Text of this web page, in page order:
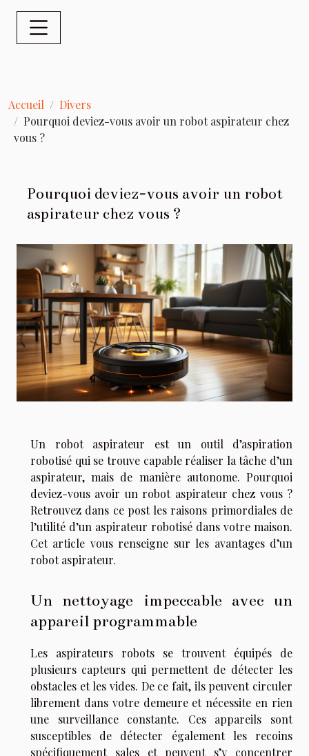
Accueil
Divers
Pourquoi deviez-vous avoir un robot aspirateur chez
vous ?
Pourquoi deviez-vous avoir un robot
aspirateur chez vous ?
Un robot aspirateur est un outil d’aspiration
robotisé qui se trouve capable réaliser la tâche d’un
aspirateur, mais de manière autonome. Pourquoi
deviez-vous avoir un robot aspirateur chez vous ?
Retrouvez dans ce post les raisons primordiales de
l’utilité d’un aspirateur robotisé dans votre maison.
Cet article vous renseigne sur les avantages d’un
robot aspirateur.
Un nettoyage impeccable avec un
appareil programmable
Les aspirateurs robots se trouvent équipés de
plusieurs capteurs qui permettent de détecter les
obstacles et les vides. De ce fait, ils peuvent circuler
librement dans votre demeure et nécessite en rien
une surveillance constante. Ces appareils sont
susceptibles de détecter également les recoins
spécifiquement sales et peuvent s’y concentrer